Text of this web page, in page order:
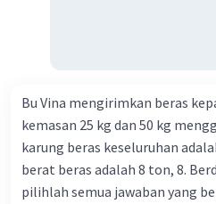
Bu Vina mengirimkan beras
kemasan 25 kg dan 50 kg
karung beras keseluruhan
berat beras adalah 8 ton, 8.
pilihlah semua jawaban yang